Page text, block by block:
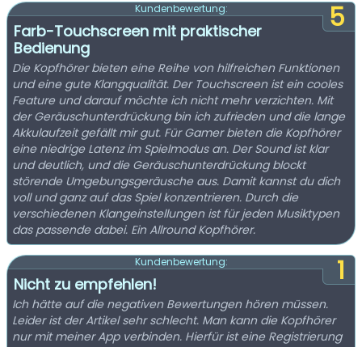
5
Kundenbewertung:
Farb-Touchscreen mit praktischer
Bedienung
Die Kopfhörer bieten eine Reihe von hilfreichen Funktionen
und eine gute Klangqualität. Der Touchscreen ist ein cooles
Feature und darauf möchte ich nicht mehr verzichten. Mit
der Geräuschunterdrückung bin ich zufrieden und die lange
Akkulaufzeit gefällt mir gut. Für Gamer bieten die Kopfhörer
eine niedrige Latenz im Spielmodus an. Der Sound ist klar
und deutlich, und die Geräuschunterdrückung blockt
störende Umgebungsgeräusche aus. Damit kannst du dich
voll und ganz auf das Spiel konzentrieren. Durch die
verschiedenen Klangeinstellungen ist für jeden Musiktypen
das passende dabei. Ein Allround Kopfhörer.
1
Kundenbewertung:
Nicht zu empfehlen!
Ich hätte auf die negativen Bewertungen hören müssen.
Leider ist der Artikel sehr schlecht. Man kann die Kopfhörer
nur mit meiner App verbinden. Hierfür ist eine Registrierung